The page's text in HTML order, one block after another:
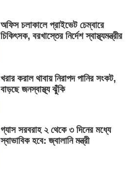
অফিস চলাকালে প্রাইভেট চেম্বারে
চিকিৎসক, বরখাস্তের নির্দেশ স্বাস্থ্যমন্ত্রীর
খরার করাল থাবায় নিরাপদ পানির সংকট,
বাড়ছে জনস্বাস্থ্য ঝুঁকি
গ্যাস সরবরাহ ২ থেকে ৩ দিনের মধ্যে
স্বাভাবিক হবে: জ্বালানি মন্ত্রী